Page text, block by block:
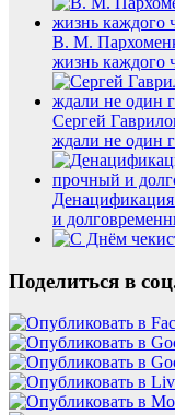
В. М.
жизнь каждого
Сергей
ждали не один
и
Поделиться в